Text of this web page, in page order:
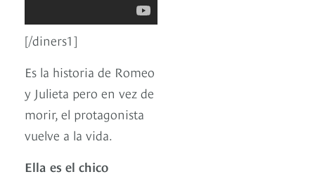
[/diners1]
Es la historia de Romeo
y Julieta pero en vez de
morir, el protagonista
vuelve a la vida.
Ella es el chico